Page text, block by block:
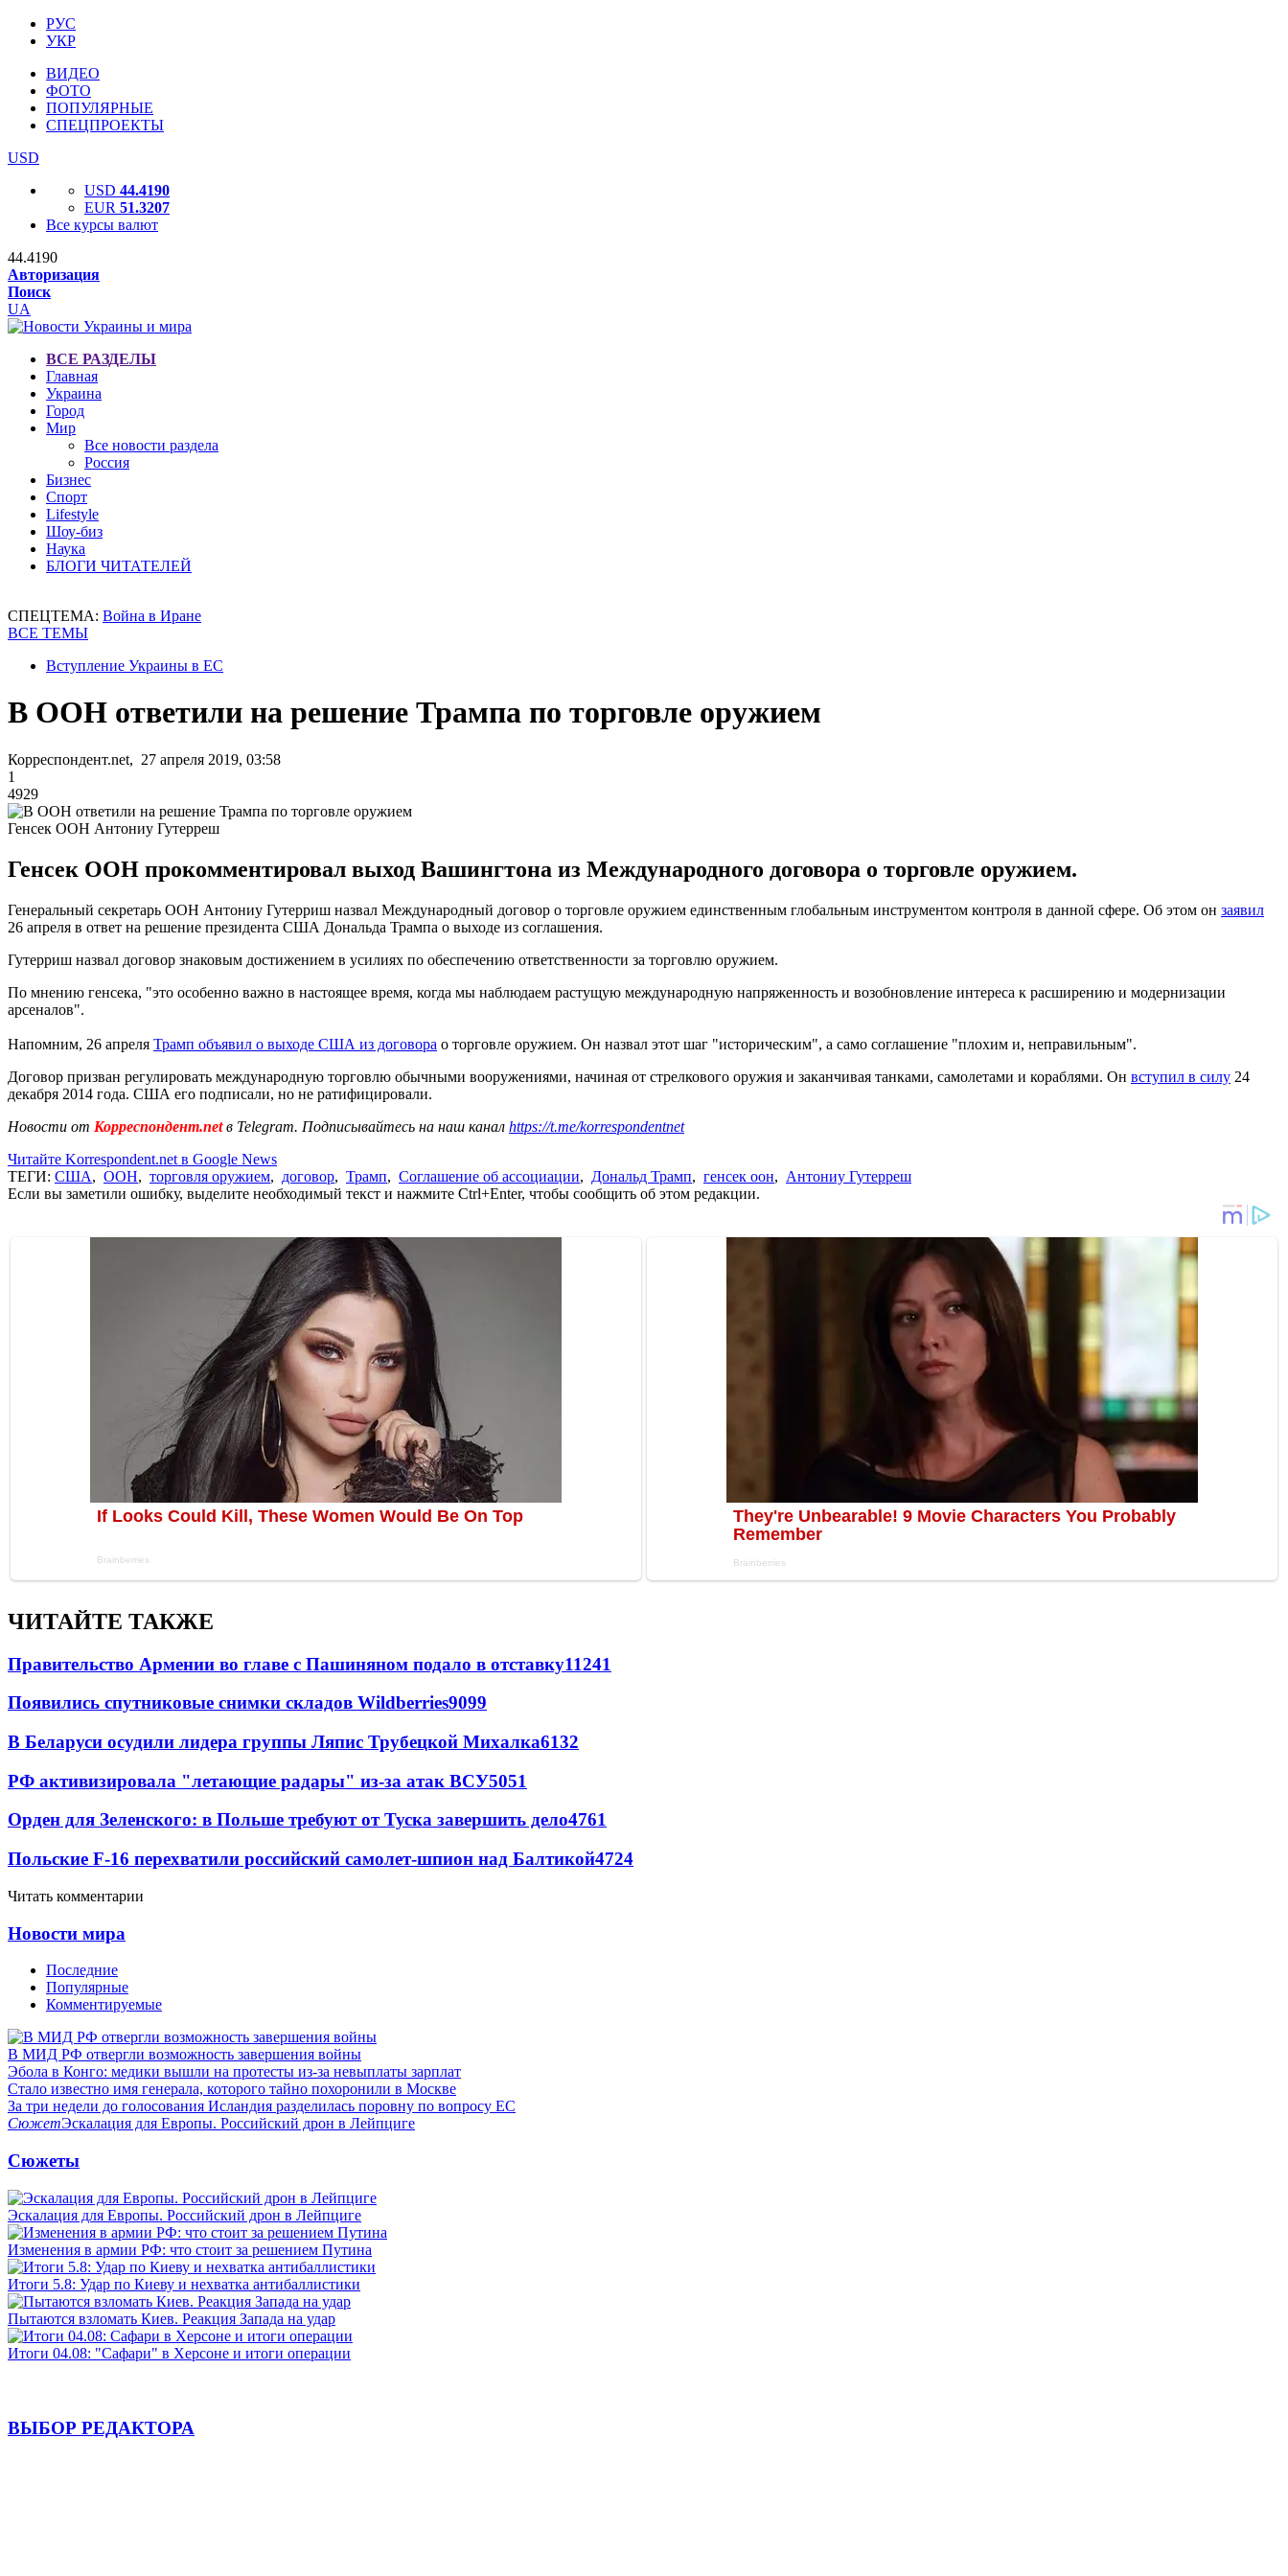
РУС
УКР
ВИДЕО
ФОТО
ПОПУЛЯРНЫЕ
СПЕЦПРОЕКТЫ
USD
USD 44.4190
EUR 51.3207
Все курсы валют
44.4190
Авторизация
Поиск
UA
ВСЕ РАЗДЕЛЫ
Главная
Украина
Город
Мир
Все новости раздела
Россия
Бизнес
Спорт
Lifestyle
Шоу-биз
Наука
БЛОГИ ЧИТАТЕЛЕЙ
СПЕЦТЕМА: Война в Иране
ВСЕ ТЕМЫ
Вступление Украины в ЕС
В ООН ответили на решение Трампа по торговле оружием
Корреспондент.net, 27 апреля 2019, 03:58
1
4929
Генсек ООН Антониу Гутерреш
Генсек ООН прокомментировал выход Вашингтона из Международного договора о торговле оружием.
Генеральный секретарь ООН Антониу Гутерриш назвал Международный договор о торговле оружием единственным глобальным инструментом контроля в данной сфере. Об этом он заявил
26 апреля в ответ на решение президента США Дональда Трампа о выходе из соглашения.
Гутерриш назвал договор знаковым достижением в усилиях по обеспечению ответственности за торговлю оружием.
По мнению генсека, "это особенно важно в настоящее время, когда мы наблюдаем растущую международную напряженность и возобновление интереса к расширению и модернизации
арсеналов".
Напомним, 26 апреля Трамп объявил о выходе США из договора о торговле оружием. Он назвал этот шаг "историческим", а само соглашение "плохим и, неправильным".
Договор призван регулировать международную торговлю обычными вооружениями, начиная от стрелкового оружия и заканчивая танками, самолетами и кораблями. Он вступил в силу 24
декабря 2014 года. США его подписали, но не ратифицировали.
Новости от Корреспондент.netв Telegram. Подписывайтесь на наш канал https://t.me/korrespondentnet
Читайте Korrespondent.net в Google News
ТЕГИ: США, ООН, торговля оружием, договор, Трамп, Соглашение об ассоциации, Дональд Трамп, генсек оон, Антониу Гутерреш
Если вы заметили ошибку, выделите необходимый текст и нажмите Ctrl+Enter, чтобы сообщить об этом редакции.
ЧИТАЙТЕ ТАКЖЕ
Правительство Армении во главе с Пашиняном подало в отставку11241
Появились спутниковые снимки складов Wildberries9099
В Беларуси осудили лидера группы Ляпис Трубецкой Михалка6132
РФ активизировала "летающие радары" из-за атак ВСУ5051
Орден для Зеленского: в Польше требуют от Туска завершить дело4761
Польские F-16 перехватили российский самолет-шпион над Балтикой4724
Читать комментарии
Новости мира
Последние
Популярные
Комментируемые
В МИД РФ отвергли возможность завершения войны
Эбола в Конго: медики вышли на протесты из-за невыплаты зарплат
Стало известно имя генерала, которого тайно похоронили в Москве
За три недели до голосования Исландия разделилась поровну по вопросу ЕС
СюжетЭскалация для Европы. Российский дрон в Лейпциге
Сюжеты
Эскалация для Европы. Российский дрон в Лейпциге
Изменения в армии РФ: что стоит за решением Путина
Итоги 5.8: Удар по Киеву и нехватка антибаллистики
Пытаются взломать Киев. Реакция Запада на удар
Итоги 04.08: "Сафари" в Херсоне и итоги операции
ВЫБОР РЕДАКТОРА